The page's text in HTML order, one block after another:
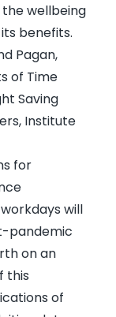
wellbeing
benefits.
Pagan,
of Time
Saving
Institute
for
will
pandemic
on an
this
of